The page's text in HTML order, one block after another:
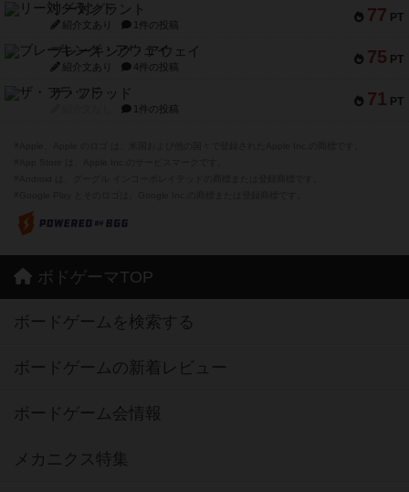
77 PT
リー対グラント
紹介文あり 1件の投稿
75 PT
ブレーキング・アウェイ
紹介文あり 4件の投稿
71 PT
ザ・フラッド
1件の投稿
ボドゲーマTOP
ボードゲームを検索する
ボードゲームの新着レビュー
ボードゲーム会情報
メカニクス特集